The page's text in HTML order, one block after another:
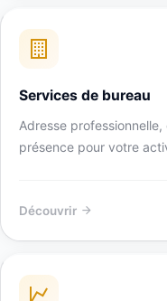
Services de bureau
Adresse
présence pour votre
Découvrir